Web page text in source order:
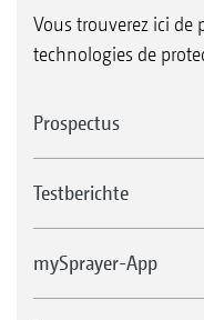
Vous trouverez ici
technologies de
Prospectus
Testberichte
mySprayer-App